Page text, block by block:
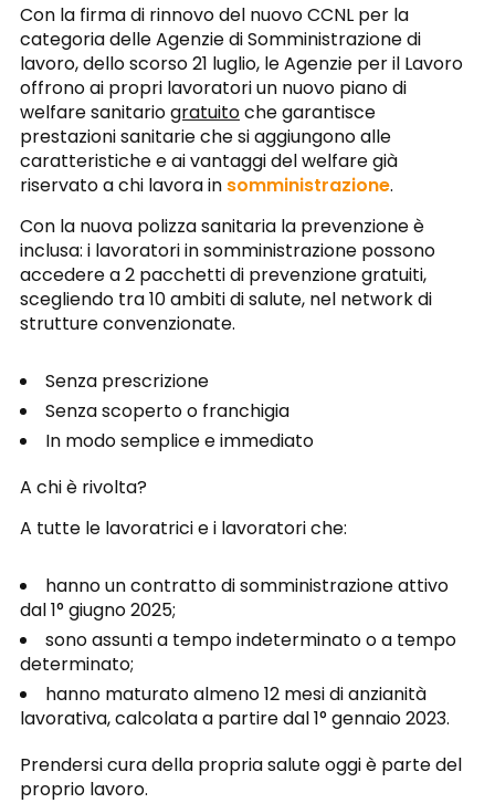
Con la firma di rinnovo del nuovo CCNL per la
categoria delle Agenzie di Somministrazione di
lavoro, dello scorso 21 luglio, le Agenzie per il Lavoro
offrono ai propri lavoratori un nuovo piano di
welfare sanitariogratuitoche garantisce
prestazioni sanitarie che si aggiungono alle
caratteristiche e ai vantaggi del welfare già
riservato a chi lavora in somministrazione.
Con la nuova polizza sanitaria la prevenzione è
inclusa: i lavoratori in somministrazione possono
accedere a 2 pacchetti di prevenzione gratuiti,
scegliendo tra 10 ambiti di salute, nel network di
strutture convenzionate.
Senza prescrizione
Senza scoperto o franchigia
In modo semplice e immediato
A chi è rivolta?
A tutte le lavoratrici e i lavoratori che:
hanno un contratto di somministrazione attivo
dal 1° giugno 2025;
sono assunti a tempo indeterminato o a tempo
determinato;
hanno maturato almeno 12 mesi di anzianità
lavorativa, calcolata a partire dal 1° gennaio 2023.
Prendersi cura della propria salute oggi è parte del
proprio lavoro.